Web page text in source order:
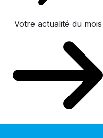
Votre actualité du mois